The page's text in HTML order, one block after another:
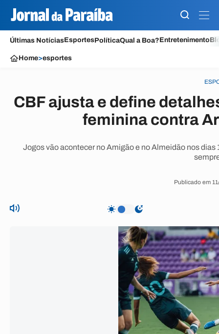
Últimas NotíciasEsportesPolíticaQual a Boa?Entretenimento
Home>esportes
CBF ajusta e define
feminina contra
Jogos vão acontecer no Amigão e no Almeidão nos
Publicado em